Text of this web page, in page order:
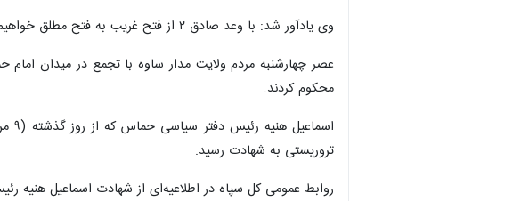
وی یادآور شد: با وعد صادق ۲ از فتح غریب به فتح مطلق خواهیم رسید و اسرائیلی و حیفا با خاک یکسان خواهد شد.
عصر چهارشنبه مردم ولایت مدار ساوه با تجمع در میدان
محکوم کردند.
تروریستی به شهادت رسید.
روابط عمومی کل سپاه در اطلاعیه‌ای از شهادت اسماعیل هنیه